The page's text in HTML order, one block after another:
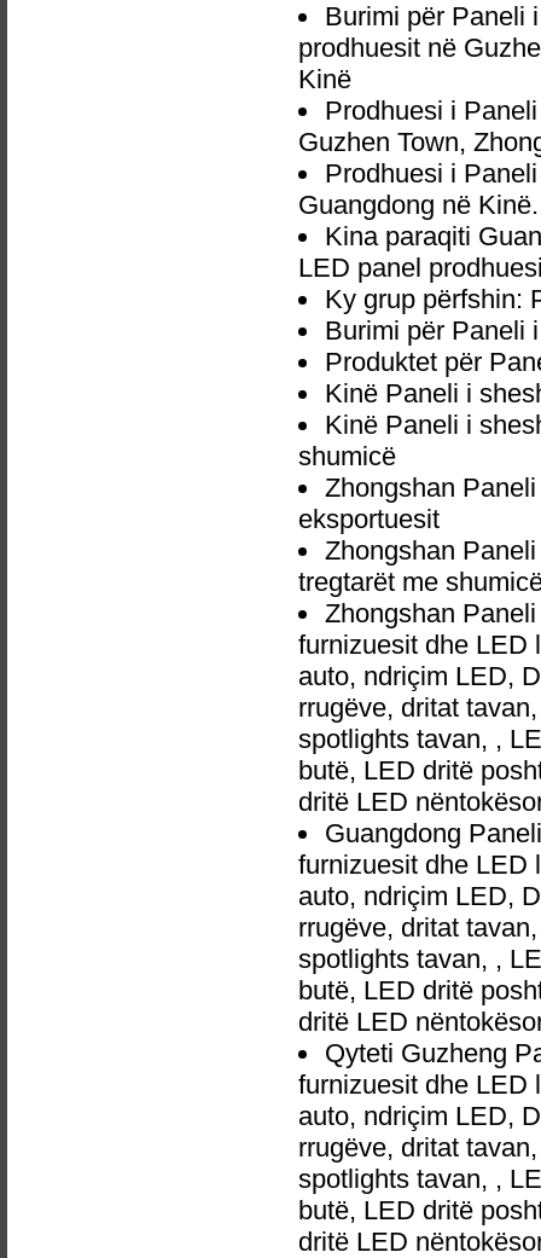
Burimi për Paneli
prodhuesit në
Kinë
Prodhuesi i
Guzhen Town,
Prodhuesi i
Guangdong në Kinë.
Kina paraqiti
LED panel
Ky grup përfshin:
Burimi për Paneli
Produktet për
Kinë Paneli i
Kinë Paneli i
shumicë
Zhongshan
eksportuesit
Zhongshan
tregtarët me
Zhongshan
furnizuesit dhe LED
auto, ndriçim LED,
rrugëve, dritat
spotlights tavan, ,
butë, LED dritë
dritë LED
Guangdong
furnizuesit dhe LED
auto, ndriçim LED,
rrugëve, dritat
spotlights tavan, ,
butë, LED dritë
dritë LED
Qyteti Guzheng
furnizuesit dhe LED
auto, ndriçim LED,
rrugëve, dritat
spotlights tavan, ,
butë, LED dritë
dritë LED